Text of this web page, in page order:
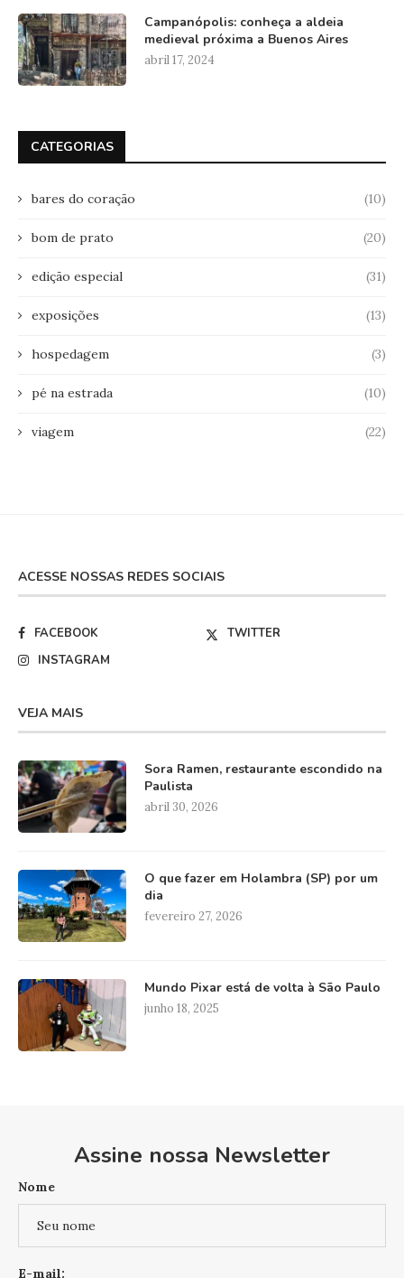
Campanópolis: conheça a aldeia
medieval próxima a Buenos Aires
abril 17, 2024
CATEGORIAS
bares do coração (10)
bom de prato (20)
edição especial (31)
exposições (13)
hospedagem (3)
pé na estrada (10)
viagem (22)
ACESSE NOSSAS REDES SOCIAIS
FACEBOOK
TWITTER
INSTAGRAM
VEJA MAIS
Sora Ramen, restaurante escondido na
Paulista
abril 30, 2026
O que fazer em Holambra (SP) por um
dia
fevereiro 27, 2026
Mundo Pixar está de volta à São Paulo
junho 18, 2025
Assine nossa Newsletter
Nome
E-mail: